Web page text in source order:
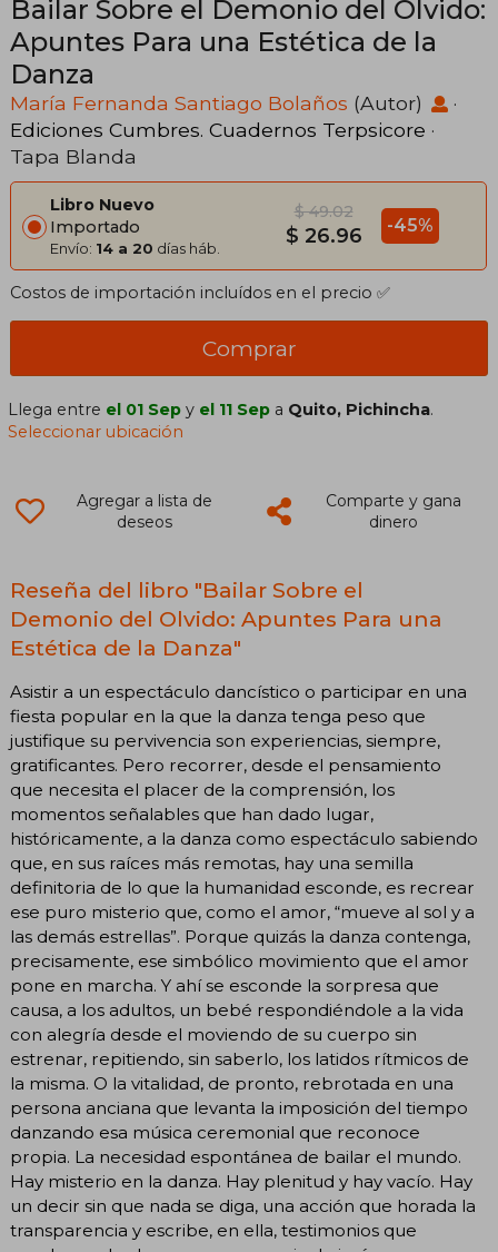
Bailar Sobre el Demonio del Olvido:
Apuntes Para una Estética de la
Danza
María Fernanda Santiago Bolaños (Autor)
·
Ediciones Cumbres. Cuadernos Terpsicore ·
Tapa Blanda
Libro Nuevo
Importado
Envío: 14 a 20 días háb.
$ 49.02
$ 26.96 -45%
Costos de importación incluídos en el precio ✅
Comprar
Llega entre el 01 Sep y el 11 Sep a Quito, Pichincha.
Seleccionar ubicación
Agregar a lista de
deseos
Comparte y gana
dinero
Reseña del libro "Bailar Sobre el
Demonio del Olvido: Apuntes Para una
Estética de la Danza"
Asistir a un espectáculo dancístico o participar en una
fiesta popular en la que la danza tenga peso que
justifique su pervivencia son experiencias, siempre,
gratificantes. Pero recorrer, desde el pensamiento
que necesita el placer de la comprensión, los
momentos señalables que han dado lugar,
históricamente, a la danza como espectáculo sabiendo
que, en sus raíces más remotas, hay una semilla
definitoria de lo que la humanidad esconde, es recrear
ese puro misterio que, como el amor, “mueve al sol y a
las demás estrellas”. Porque quizás la danza contenga,
precisamente, ese simbólico movimiento que el amor
pone en marcha. Y ahí se esconde la sorpresa que
causa, a los adultos, un bebé respondiéndole a la vida
con alegría desde el moviendo de su cuerpo sin
estrenar, repitiendo, sin saberlo, los latidos rítmicos de
la misma. O la vitalidad, de pronto, rebrotada en una
persona anciana que levanta la imposición del tiempo
danzando esa música ceremonial que reconoce
propia. La necesidad espontánea de bailar el mundo.
Hay misterio en la danza. Hay plenitud y hay vacío. Hay
un decir sin que nada se diga, una acción que horada la
transparencia y escribe, en ella, testimonios que